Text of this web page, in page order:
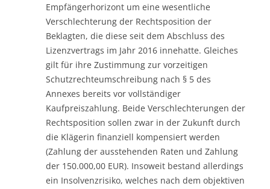
Empfängerhorizont um eine wesentliche
Verschlechterung der Rechtsposition der
Beklagten, die diese seit dem Abschluss des
Lizenzvertrags im Jahr 2016 innehatte. Gleiches
gilt für ihre Zustimmung zur vorzeitigen
Schutzrechteumschreibung nach § 5 des
Annexes bereits vor vollständiger
Kaufpreiszahlung. Beide Verschlechterungen der
Rechtsposition sollen zwar in der Zukunft durch
die Klägerin finanziell kompensiert werden
(Zahlung der ausstehenden Raten und Zahlung
der 150.000,00 EUR). Insoweit bestand allerdings
ein Insolvenzrisiko, welches nach dem objektiven